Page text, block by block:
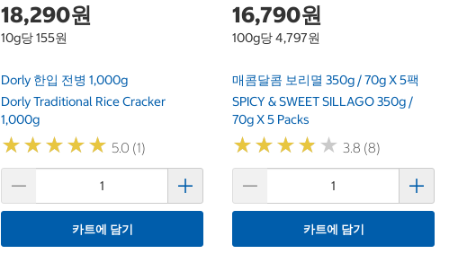
18,290원
10g당 155원
Dorly 한입 전병 1,000g
Dorly Traditional Rice Cracker
1,000g
★★★★★
★★★★★ 5.0 (1)
카트에 담기
16,790원
100g당 4,797원
매콤달콤 보리멸 350g / 70g X 5팩
SPICY & SWEET SILLAGO 350g /
70g X 5 Packs
★★★★ ★
★★★★ ★ 3.8 (8)
카트에 담기